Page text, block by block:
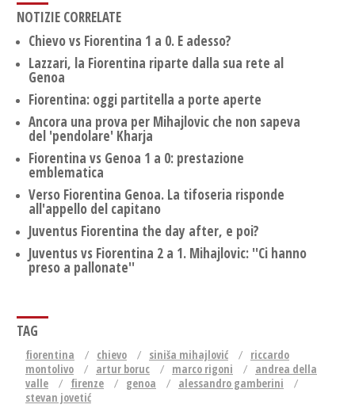
NOTIZIE CORRELATE
Chievo vs Fiorentina 1 a 0. E adesso?
Lazzari, la Fiorentina riparte dalla sua rete al
Genoa
Fiorentina: oggi partitella a porte aperte
Ancora una prova per Mihajlovic che non sapeva
del 'pendolare' Kharja
Fiorentina vs Genoa 1 a 0: prestazione
emblematica
Verso Fiorentina Genoa. La tifoseria risponde
all'appello del capitano
Juventus Fiorentina the day after, e poi?
Juventus vs Fiorentina 2 a 1. Mihajlovic: ''Ci hanno
preso a pallonate''
TAG
fiorentina chievo siniša mihajlović
riccardo
montolivo
artur boruc marco rigoni
andrea della
valle
firenze genoa
alessandro gamberini
stevan jovetić